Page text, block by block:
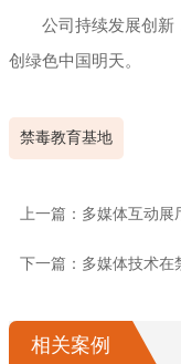
公司持续发展创新
创绿色中国明天。
禁毒教育基地
上一篇：多媒体互动展
下一篇：多媒体技术在
相关案例